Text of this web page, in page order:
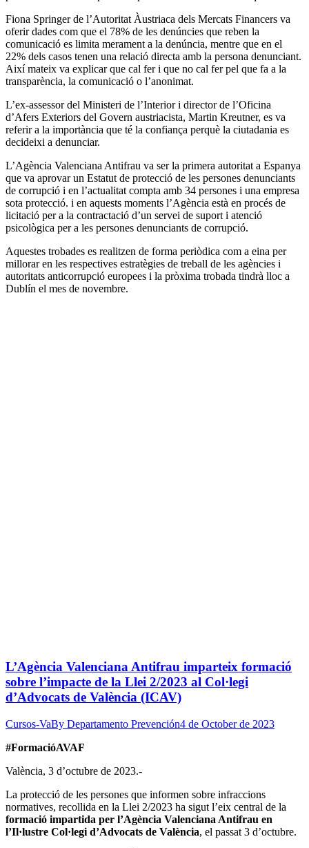
Fiona Springer de l’Autoritat Àustriaca dels Mercats Financers va
oferir dades com que el 78% de les denúncies que reben la
comunicació es limita merament a la denúncia, mentre que en el
22% dels casos tenen una relació directa amb la persona denunciant.
Així mateix va explicar que cal fer i que no cal fer pel que fa a la
transparència, la comunicació o l’anonimat.
L’ex-assessor del Ministeri de l’Interior i director de l’Oficina
d’Afers Exteriors del Govern austriacista, Martin Kreutner, es va
referir a la importància que té la confiança perquè la ciutadania es
decideixi a denunciar.
L’Agència Valenciana Antifrau va ser la primera autoritat a Espanya
que va aprovar un Estatut de protecció de les persones denunciants
de corrupció i en l’actualitat compta amb 34 persones i una empresa
sota protecció. i en aquests moments l’Agència està en procés de
licitació per a la contractació d’un servei de suport i atenció
psicològica per a les persones denunciants de corrupció.
Aquestes trobades es realitzen de forma periòdica com a eina per
millorar en les respectives estratègies de treball de les agències i
autoritats anticorrupció europees i la pròxima trobada tindrà lloc a
Dublín el mes de novembre.
L’Agència Valenciana Antifrau imparteix formació
sobre l’impacte de la Llei 2/2023 al Col·legi
d’Advocats de València (ICAV)
Cursos-VaBy Departamento Prevención4 de October de 2023
#FormacióAVAF
València, 3 d’octubre de 2023.-
La protecció de les persones que informen sobre infraccions
normatives, recollida en la Llei 2/2023 ha sigut l’eix central de la
formació impartida per l’Agència Valenciana Antifrau en
l’Il·lustre Col·legi d’Advocats de València, el passat 3 d’octubre.